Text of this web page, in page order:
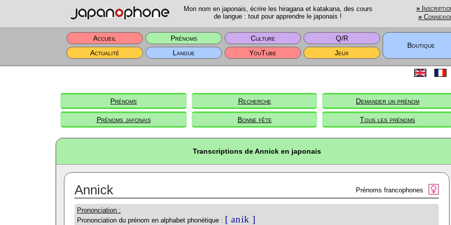
Mon nom en japonais, écrire les hiragana et katakana, des cours
de langue : tout pour apprendre le japonais !
»
»
Accueil Prénoms Culture
Q/R
Boutique
Actualité
Langue YouTube Jeux
Prénoms Recherche Demander un prénom
Prénoms japonais Bonne fête Tous les prénoms
Transcriptions de Annick en japonais
Annick Prénoms francophones
Prononciation :
Prononciation du prénom en alphabet phonétique : [ anik ]